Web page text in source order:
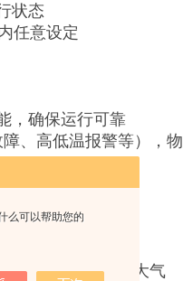
么可以帮助您的
状态
任意设定
，确保运行可靠
、高低温报警等），
，光洁度高，美观大气